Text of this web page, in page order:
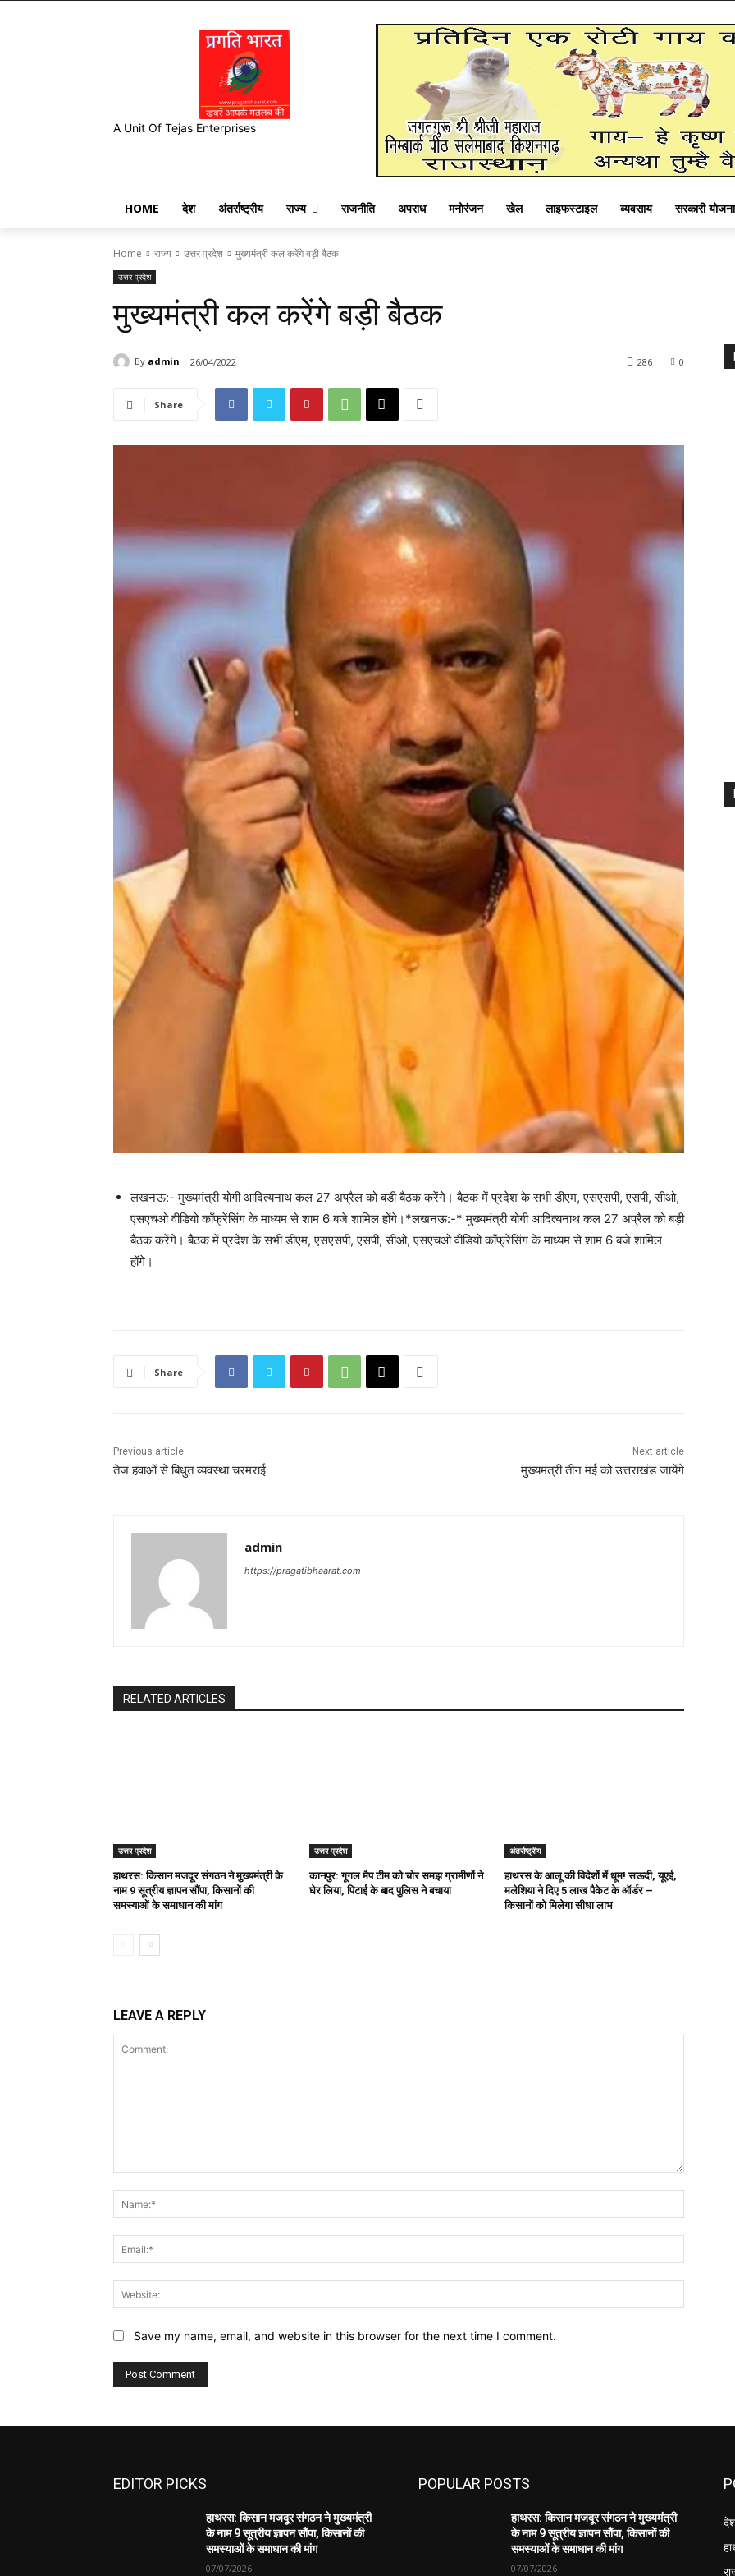
A Unit Of Tejas Enterprises
HOME देश अंतर्राष्ट्रीय राज्य राजनीति अपराध मनोरंजन खेल लाइफस्टाइल व्यवसाय सरकारी
Home राज्य उत्तर प्रदेश मुख्यमंत्री कल करेंगे बड़ी बैठक
उत्तर प्रदेश
मुख्यमंत्री कल करेंगे बड़ी बैठक
By admin 26/04/2022 0
286
Share
लखनऊ:- मुख्यमंत्री योगी आदित्यनाथ कल 27 अप्रैल को बड़ी बैठक करेंगे। बैठक में प्रदेश के सभी डीएम, एसएसपी, एसपी, सीओ,
एसएचओ वीडियो कॉंफ्रेंसिंग के माध्यम से शाम 6 बजे शामिल होंगे।*लखनऊ:-* मुख्यमंत्री योगी आदित्यनाथ कल 27 अप्रैल को बड़ी
बैठक करेंगे। बैठक में प्रदेश के सभी डीएम, एसएसपी, एसपी, सीओ, एसएचओ वीडियो कॉंफ्रेंसिंग के माध्यम से शाम 6 बजे शामिल
होंगे।
Share
Previous article
तेज हवाओं से बिधुत व्यवस्था चरमराई
Next article
मुख्यमंत्री तीन मई को उत्तराखंड जायेंगे
admin
https://pragatibhaarat.com
RELATED ARTICLES
उत्तर प्रदेश
हाथरस: किसान मजदूर संगठन ने मुख्यमंत्री के
नाम 9 सूत्रीय ज्ञापन सौंपा, किसानों की
समस्याओं के समाधान की मांग
उत्तर प्रदेश
कानपुर: गूगल मैप टीम को चोर समझ ग्रामीणों ने
घेर लिया, पिटाई के बाद पुलिस ने बचाया
अंतर्राष्ट्रीय
हाथरस के आलू की विदेशों में धूम! सऊदी, यूएई,
मलेशिया ने दिए 5 लाख पैकेट के ऑर्डर –
किसानों को मिलेगा सीधा लाभ
LEAVE A REPLY
Save my name, email, and website in this browser for the next time I comment.
EDITOR PICKS
हाथरस: किसान मजदूर संगठन ने मुख्यमंत्री
के नाम 9 सूत्रीय ज्ञापन सौंपा, किसानों की
समस्याओं के समाधान की मांग
07/07/2026
POPULAR POSTS
हाथरस: किसान मजदूर संगठन ने मुख्यमंत्री
के नाम 9 सूत्रीय ज्ञापन सौंपा, किसानों की
समस्याओं के समाधान की मांग
07/07/2026